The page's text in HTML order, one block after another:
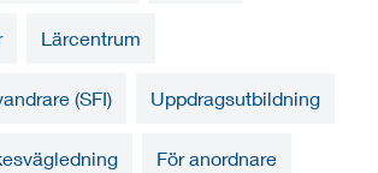
Lärcentrum
(SFI) Uppdragsutbildning
För anordnare